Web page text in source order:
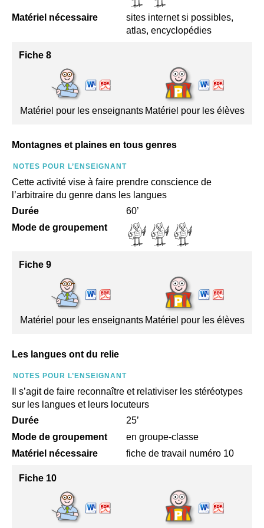
Matériel nécessaire
sites internet si possibles,
atlas, encyclopédies
Fiche 8
Matériel pour les enseignants Matériel pour les élèves
Montagnes et plaines en tous genres
NOTES POUR L’ENSEIGNANT
Cette activité vise à faire prendre conscience de
l’arbitraire du genre dans les langues
Durée
60’
Mode de groupement
Fiche 9
Matériel pour les enseignants Matériel pour les élèves
Les langues ont du relie
NOTES POUR L’ENSEIGNANT
Il s’agit de faire reconnaître et relativiser les stéréotypes
sur les langues et leurs locuteurs
Durée
25’
Mode de groupement
en groupe-classe
Matériel nécessaire
fiche de travail numéro 10
Fiche 10